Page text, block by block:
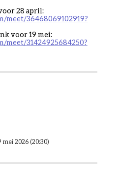
28 april:
meet/36468069102919?
voor 19 mei:
meet/31424925684250?
mei 2026 (20:30)